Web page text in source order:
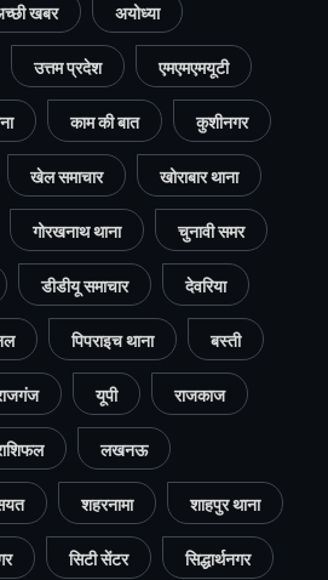
खबर अयोध्या
उत्तम प्रदेश एमएमएमयूटी
काम की बात कुशीनगर
खेल समाचार खोराबार थाना
गोरखनाथ थाना चुनावी समर
डीडीयू समाचार देवरिया
पिपराइच थाना बस्ती
यूपी राजकाज
लखनऊ
शहरनामा शाहपुर थाना
सिटी सेंटर सिद्धार्थनगर